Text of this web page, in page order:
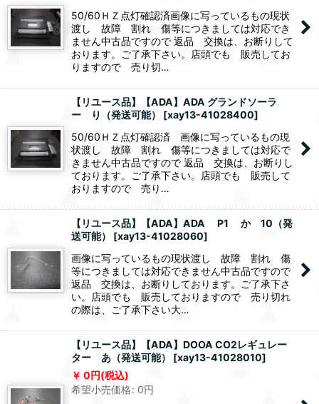
50/60ＨＺ点灯確認済画像に写っているもの現状
渡し 故障 割れ 傷等につきましては対応でき
ません中古品ですので 返品 交換は、お断りして
おります。ご了承下さい。店頭でも 販売してお
りますので 売り切…
【リユース品】【ADA】ADA グランドソーラ
ー り（発送可能）
[xay13-41028400]
50/60ＨＺ点灯確認済 画像に写っているもの現
状渡し 故障 割れ 傷等につきましては対応で
きません中古品ですので 返品 交換は、お断りし
ております。ご了承下さい。店頭でも 販売して
おりますので 売り…
【リユース品】【ADA】ADA P1 か 10（発
送可能）
[xay13-41028060]
画像に写っているもの現状渡し 故障 割れ 傷
等につきましては対応できません中古品ですので
返品 交換は、お断りしております。ご了承下さ
い。店頭でも 販売しておりますので 売り切れ
の際は、ご了承下さい大…
【リユース品】【ADA】DOOA CO2レギュレー
ター あ（発送可能）
[xay13-41028010]
0円(税込)
希望小売価格: 0円